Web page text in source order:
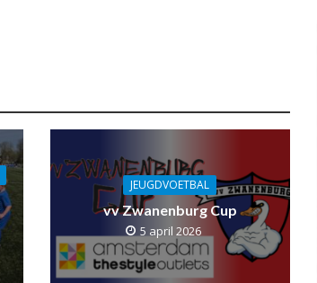
JEUGDVOETBAL
vv Zwanenburg Cup
5 april 2026